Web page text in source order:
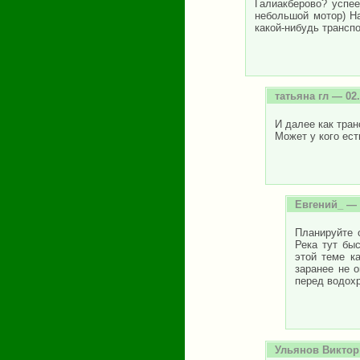
Галиакберово?
небольшой мотор)
какой-нибудь
татьяна гл —
И далее как
Может у кого
Евгений_ —
Планируйте
Река тут
этой теме
заранее не
перед
Ульянов Виктор